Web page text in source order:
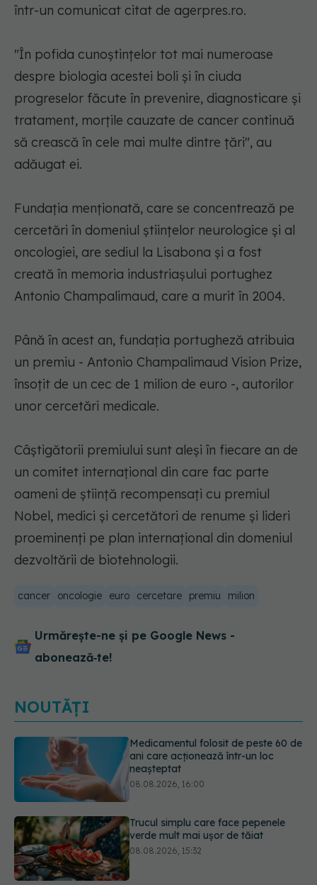
într-un comunicat citat de agerpres.ro.
"În pofida cunoştinţelor tot mai numeroase
despre biologia acestei boli şi în ciuda
progreselor făcute în prevenire, diagnosticare şi
tratament, morţile cauzate de cancer continuă
să crească în cele mai multe dintre ţări", au
adăugat ei.
Fundaţia menţionată, care se concentrează pe
cercetări în domeniul ştiinţelor neurologice şi al
oncologiei, are sediul la Lisabona şi a fost
creată în memoria industriaşului portughez
Antonio Champalimaud, care a murit în 2004.
Până în acest an, fundaţia portugheză atribuia
un premiu - Antonio Champalimaud Vision Prize,
însoţit de un cec de 1 milion de euro -, autorilor
unor cercetări medicale.
Câştigătorii premiului sunt aleşi în fiecare an de
un comitet internaţional din care fac parte
oameni de ştiinţă recompensaţi cu premiul
Nobel, medici şi cercetători de renume şi lideri
proeminenţi pe plan internaţional din domeniul
dezvoltării de biotehnologii.
cancer oncologie euro cercetare premiu milion
Urmărește-ne și pe Google News -
abonează‑te!
NOUTĂȚI
Trucul simplu care face pepenele
verde mult mai ușor de tăiat
08.08.2026, 15:32
Diagnosticele de autism la fete au
crescut după pandemia de COVID-